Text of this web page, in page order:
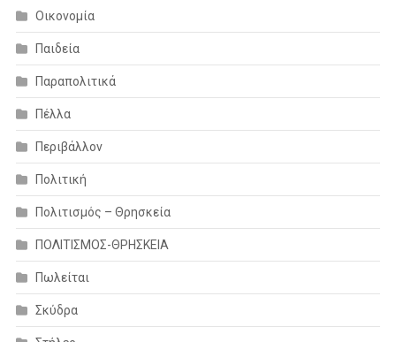
Οικονομία
Παιδεία
Παραπολιτικά
Πέλλα
Περιβάλλον
Πολιτική
Πολιτισμός – Θρησκεία
ΠΟΛΙΤΙΣΜΟΣ-ΘΡΗΣΚΕΙΑ
Πωλείται
Σκύδρα